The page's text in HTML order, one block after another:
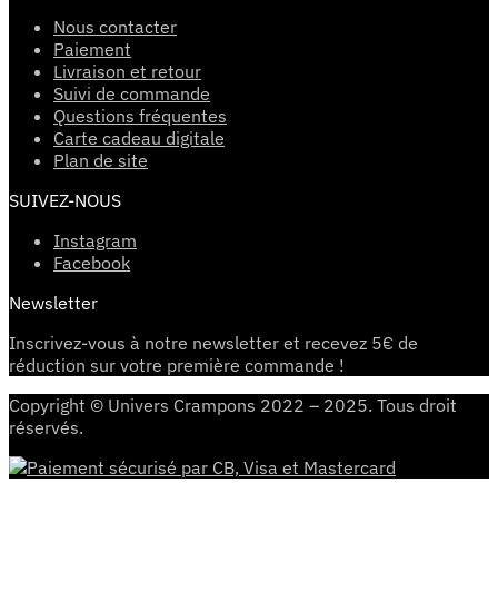
Nous contacter
Paiement
Livraison et retour
Suivi de commande
Questions fréquentes
Carte cadeau digitale
Plan de site
SUIVEZ-NOUS
Instagram
Facebook
Newsletter
Inscrivez-vous à notre newsletter et recevez 5€ de
réduction sur votre première commande !
Copyright © Univers Crampons 2022 – 2025. Tous droit
réservés.